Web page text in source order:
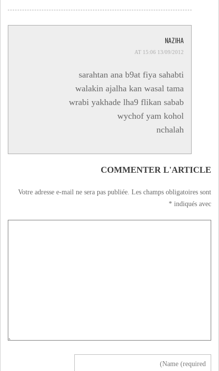
NAZIHA
13/09/2012 AT 15:06
sarahtan ana b9at fiya sahabti
walakin ajalha kan wasal tama
wrabi yakhade lha9 flikan sabab
wychof yam kohol
nchalah
COMMENTER L'ARTICLE
Votre adresse e-mail ne sera pas publiée. Les champs obligatoires sont
indiqués avec
*